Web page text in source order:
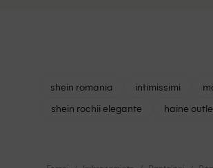
shein romania intimissimi
shein rochii elegante
haine